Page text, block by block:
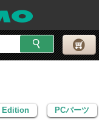
PCパーツ
Edition PCパーツ